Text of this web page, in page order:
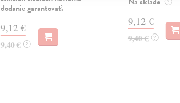
dodanie garantovať.
9,12 €
9,40 € ?
9,12 €
9,40 € ?